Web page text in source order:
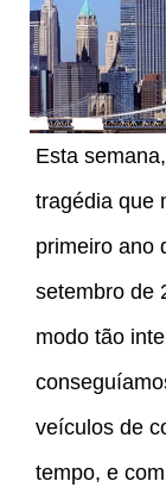
Esta
tragédia que
primeiro ano
setembro de
modo tão
veículos de
tempo, e